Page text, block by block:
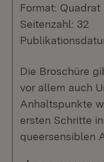
Format: Quadrat
Seitenzahl: 32
Die Broschüre
vor allem auch
Anhaltspunkte
ersten Schritte
queersensiblen